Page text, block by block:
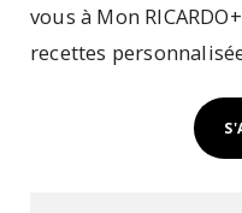
vous à Mon
recettes